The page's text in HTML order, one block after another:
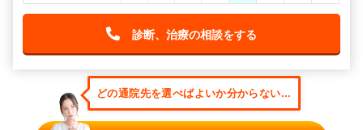
診断、治療の相談をする
どの通院先を選べばよいか分からない...